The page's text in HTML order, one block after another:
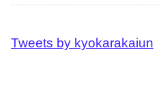
Tweets by kyokarakaiun